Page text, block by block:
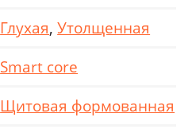
Глухая,Утолщенная
Smart core
Щитовая формованная